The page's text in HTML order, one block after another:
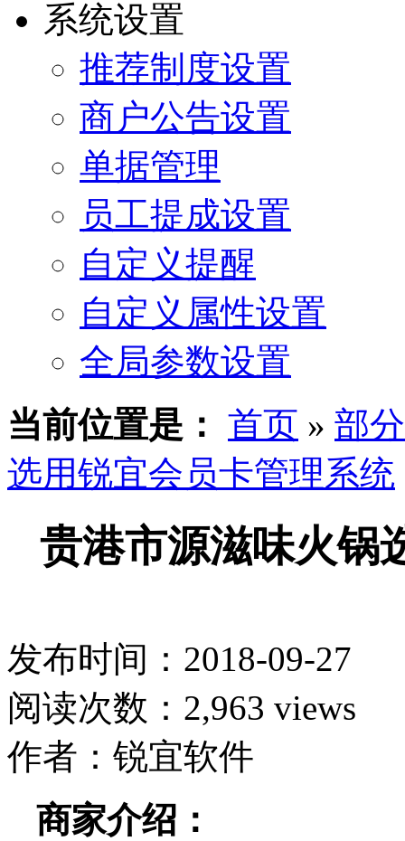
系统设置
推荐制度设置
商户公告设置
单据管理
员工提成设置
自定义提醒
自定义属性设置
全局参数设置
当前位置是： 首页 » 部
选用锐宜会员卡管理系统
贵港市源滋味火锅
发布时间：2018-09-27
阅读次数：2,963 views
作者：锐宜软件
商家介绍：